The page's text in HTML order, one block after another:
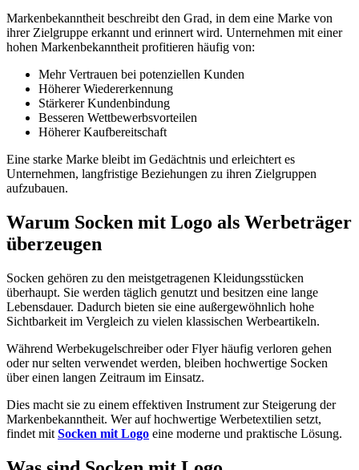
Markenbekanntheit beschreibt den Grad, in dem eine Marke von
ihrer Zielgruppe erkannt und erinnert wird. Unternehmen mit einer
hohen Markenbekanntheit profitieren häufig von:
Mehr Vertrauen bei potenziellen Kunden
Höherer Wiedererkennung
Stärkerer Kundenbindung
Besseren Wettbewerbsvorteilen
Höherer Kaufbereitschaft
Eine starke Marke bleibt im Gedächtnis und erleichtert es
Unternehmen, langfristige Beziehungen zu ihren Zielgruppen
aufzubauen.
Warum Socken mit Logo als Werbeträger
überzeugen
Socken gehören zu den meistgetragenen Kleidungsstücken
überhaupt. Sie werden täglich genutzt und besitzen eine lange
Lebensdauer. Dadurch bieten sie eine außergewöhnlich hohe
Sichtbarkeit im Vergleich zu vielen klassischen Werbeartikeln.
Während Werbekugelschreiber oder Flyer häufig verloren gehen
oder nur selten verwendet werden, bleiben hochwertige Socken
über einen langen Zeitraum im Einsatz.
Dies macht sie zu einem effektiven Instrument zur Steigerung der
Markenbekanntheit. Wer auf hochwertige Werbetextilien setzt,
findet mit Socken mit Logo eine moderne und praktische Lösung.